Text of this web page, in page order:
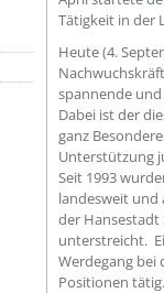
Tätigkeit in der
Heute (4.
spannende
Dabei ist der
ganz
Unterstützung
Seit 1993
landesweit und
der
unterstreicht.
Werdegang
Positionen tätig.